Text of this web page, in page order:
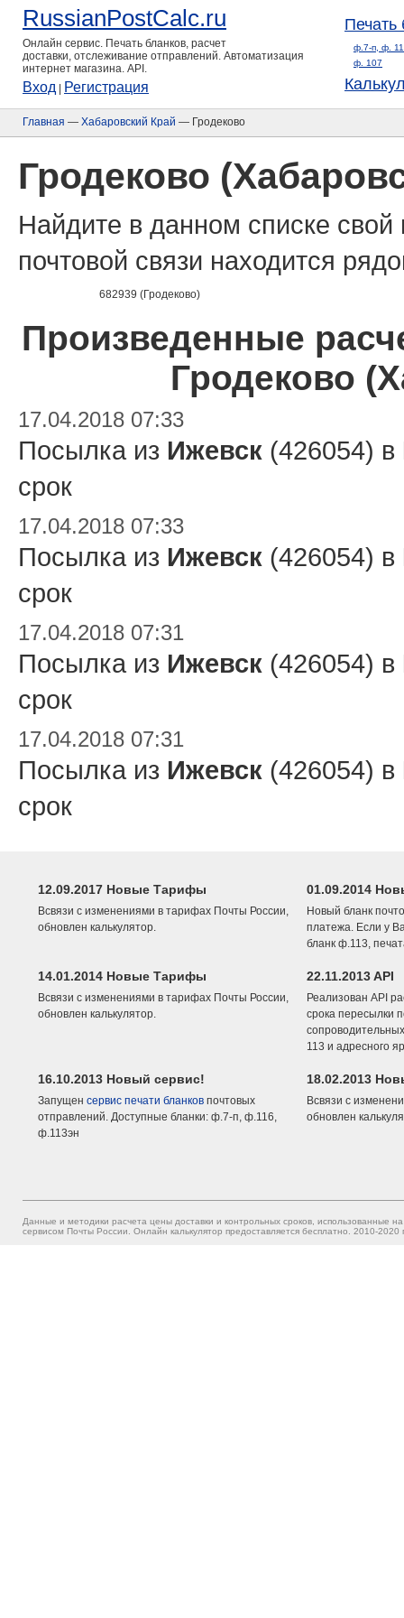
RussianPostCalc.ru
Онлайн сервис. Печать бланков, расчет
доставки, отслеживание отправлений. Автоматизация
интернет магазина. API.
Вход Регистрация
Печать
ф.7-п, ф.
ф. 107
Главная — Хабаровский Край — Гродеково
Гродеково
Найдите в данном списке
почтовой связи находится
682939 (Гродеково)
Произведенные
Гродеково
17.04.2018 07:33
Посылка из Ижевск (426054) в
срок
17.04.2018 07:33
Посылка из Ижевск (426054) в
срок
17.04.2018 07:31
Посылка из Ижевск (426054) в
срок
17.04.2018 07:31
Посылка из Ижевск (426054) в
срок
12.09.2017 Новые Тарифы
Всвязи с изменениями в тарифах Почты России,
обновлен калькулятор.
01.09.2014
Новый бланк
платежа. Если у
бланк ф.113,
14.01.2014 Новые Тарифы
Всвязи с изменениями в тарифах Почты России,
обновлен калькулятор.
22.11.2013 API
Реализован API
срока пересылки
113 и адресного
16.10.2013 Новый сервис!
Запущен сервис печати бланков почтовых
отправлений. Доступные бланки: ф.7-п, ф.116,
ф.113эн
18.02.2013
Всвязи с
обновлен
Данные и методики расчета цены доставки и контрольных сроков, использованные
сервисом Почты России. Онлайн калькулятор предоставляется бесплатно. 2010-2020